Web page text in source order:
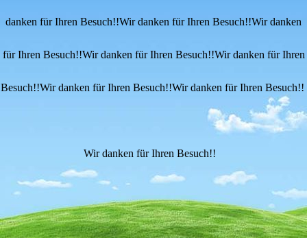
danken für Ihren Besuch!!Wir danken für Ihren Besuch!!Wir danken
für Ihren Besuch!!Wir danken für Ihren Besuch!!Wir danken für Ihren
Besuch!!Wir danken für Ihren Besuch!!Wir danken für Ihren Besuch!!
Wir danken für Ihren Besuch!!